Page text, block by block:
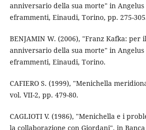
anniversario della sua morte" in Angelus
eframmenti, Einaudi, Torino, pp. 275-
BENJAMIN W. (2006), "Franz Kafka: per
anniversario della sua morte" in Angelus
eframmenti, Einaudi, Torino.
CAFIERO S. (1999), "Menichella
vol. VII-2, pp. 479-80.
CAGLIOTI V. (1986), "Menichella e i
la collaborazione con Giordani", in